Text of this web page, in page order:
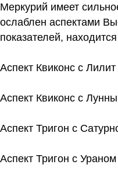
Меркурий имеет
ослаблен аспектами
показателей,
Аспект Квиконс с Лилит
Аспект Квиконс с
Аспект Тригон с
Аспект Тригон с Ураном